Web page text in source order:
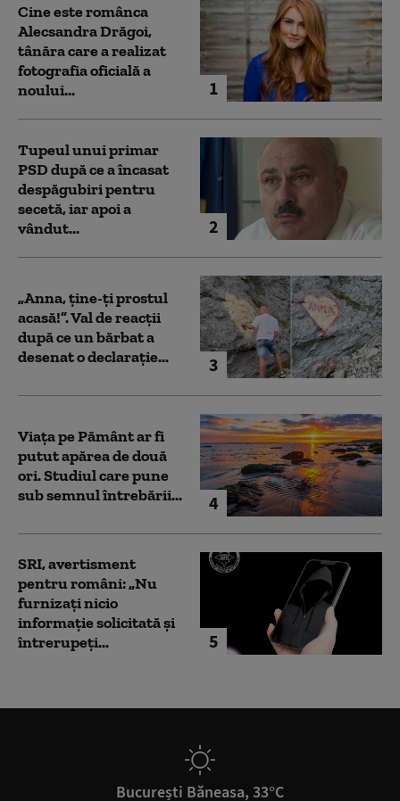
1
Cine este românca
Alecsandra Drăgoi,
tânăra care a realizat
fotografia oficială a
noului...
2
Tupeul unui primar
PSD după ce a încasat
despăgubiri pentru
secetă, iar apoi a
vândut...
3
„Anna, ţine-ţi prostul
acasă!”. Val de reacții
după ce un bărbat a
desenat o declarație...
4
Viața pe Pământ ar fi
putut apărea de două
ori. Studiul care pune
sub semnul întrebării...
5
SRI, avertisment
pentru români: „Nu
furnizați nicio
informație solicitată și
întrerupeți...
București Băneasa, 33°C